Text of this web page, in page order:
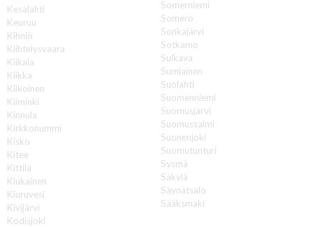
Kesälahti
Keuruu
Kihniö
Kiihtelysvaara
Kiikala
Kiikka
Kiikoinen
Kiiminki
Kinnula
Kirkkonummi
Kisko
Kitee
Kittilä
Kiukainen
Kiuruvesi
Kivijärvi
Kodisjoki
Somerniemi
Somero
Sonkajärvi
Sotkamo
Sulkava
Sumiainen
Suolahti
Suomenniemi
Suomusjärvi
Suomussalmi
Suonenjoki
Suomutunturi
Sysmä
Säkylä
Säynätsalo
Sääksmäki